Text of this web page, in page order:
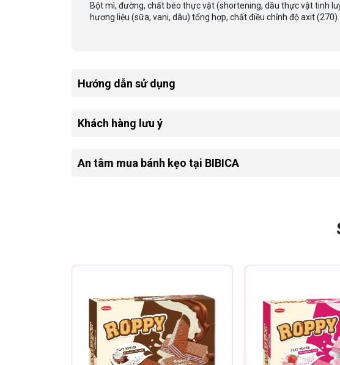
Bột mì, đường, chất béo thực vật (shortening, dầu thực vật tinh
hương liệu (sữa, vani, dâu) tổng hợp, chất điều chỉnh độ axit (270).
Hướng dẫn sử dụng
Khách hàng lưu ý
An tâm mua bánh kẹo tại BIBICA